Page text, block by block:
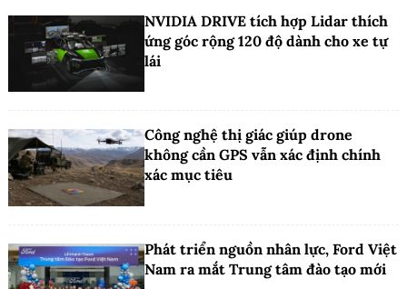
NVIDIA DRIVE tích hợp Lidar thích
ứng góc rộng 120 độ dành cho xe tự
lái
Công nghệ thị giác giúp drone
không cần GPS vẫn xác định chính
xác mục tiêu
Phát triển nguồn nhân lực, Ford Việt
Nam ra mắt Trung tâm đào tạo mới